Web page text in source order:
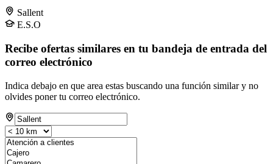
Sallent
E.S.O
Recibe ofertas similares en tu bandeja de entrada del
correo electrónico
Indica debajo en que area estas buscando una función similar y no
olvides poner tu correo electrónico.